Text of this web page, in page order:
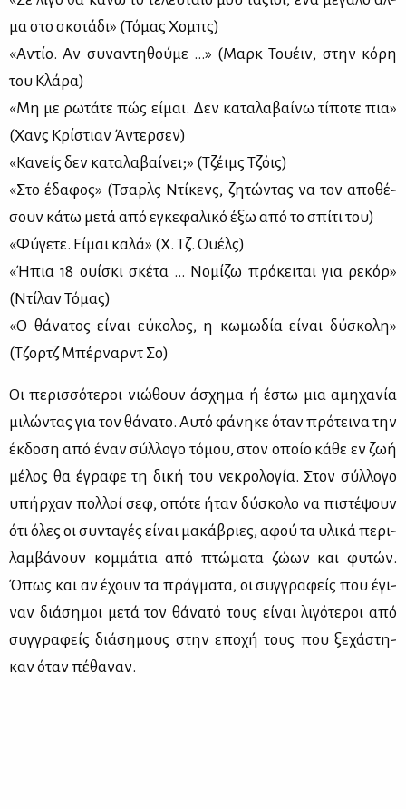
μα στο σκο­τά­δι» (Τό­μας Χο­μπς)
«Αντίο. Αν συ­να­ντη­θού­με …» (Μαρκ Του­έιν, στην κό­ρη
του Κλά­ρα)
«Μη με ρω­τά­τε πώς εί­μαι. Δεν κα­τα­λα­βαί­νω τί­πο­τε πια»
(Χανς Κρί­στιαν Άντερ­σεν)
«Κα­νείς δεν κα­τα­λα­βαί­νει;» (Τζέιμς Τζόις)
«Στο έδα­φος» (Τσαρλς Ντί­κενς, ζη­τώ­ντας να τον απο­θέ­
σουν κά­τω με­τά από εγκε­φα­λι­κό έξω από το σπί­τι του)
«Φύ­γε­τε. Εί­μαι κα­λά» (Χ. Τζ. Ου­έλς)
«Ήπια 18 ουί­σκι σκέ­τα … Νο­μί­ζω πρό­κει­ται για ρε­κόρ»
(Ντί­λαν Τό­μας)
«Ο θά­να­τος εί­ναι εύ­κο­λος, η κω­μω­δία εί­ναι δύ­σκο­λη»
(Τζορτζ Μπέρ­ναρντ Σο)
Οι πε­ρισ­σό­τε­ροι νιώ­θουν άσχη­μα ή έστω μια αμη­χα­νία
μι­λώ­ντας για τον θά­να­το. Αυ­τό φά­νη­κε όταν πρό­τει­να την
έκ­δο­ση από έναν σύλ­λο­γο τό­μου, στον οποίο κά­θε εν ζωή
μέ­λος θα έγρα­φε τη δι­κή του νε­κρο­λο­γία. Στον σύλ­λο­γο
υπήρ­χαν πολ­λοί σεφ, οπό­τε ήταν δύ­σκο­λο να πι­στέ­ψουν
ότι όλες οι συ­ντα­γές εί­ναι μα­κά­βριες, αφού τα υλι­κά πε­ρι­
λαμ­βά­νουν κομ­μά­τια από πτώ­μα­τα ζώ­ων και φυ­τών.
Όπως και αν έχουν τα πράγ­μα­τα, οι συγ­γρα­φείς που έγι­
ναν διά­ση­μοι με­τά τον θά­να­τό τους εί­ναι λι­γό­τε­ροι από
συγ­γρα­φείς διά­ση­μους στην επο­χή τους που ξε­χά­στη­
καν όταν πέ­θα­ναν.